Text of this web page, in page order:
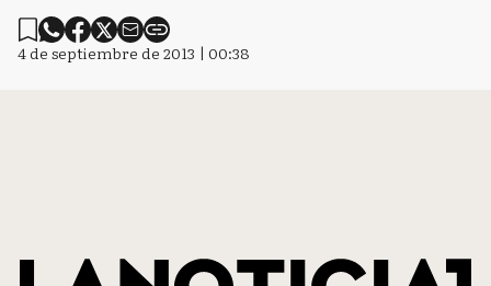
4 de septiembre de 2013 | 00:38